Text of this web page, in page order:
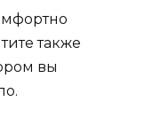
также
вы